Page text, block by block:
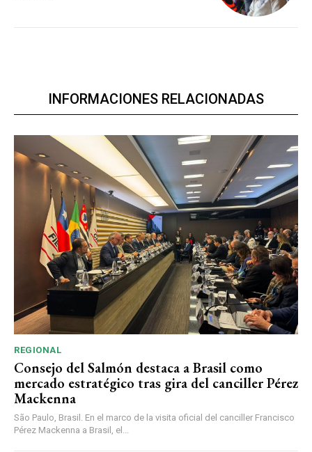
INFORMACIONES RELACIONADAS
REGIONAL
Consejo del Salmón destaca a Brasil como
mercado estratégico tras gira del canciller Pérez
Mackenna
São Paulo, Brasil. En el marco de la visita oficial del canciller Francisco
Pérez Mackenna a Brasil, el...